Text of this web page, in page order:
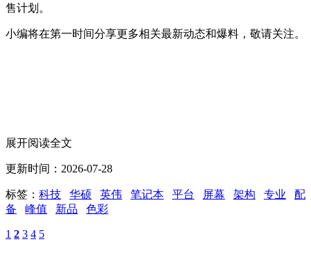
售计划。
小编将在第一时间分享更多相关最新动态和爆料，敬请关注。
展开阅读全文
更新时间：2026-07-28
标签： 科技 华硕 英伟 笔记本 平台 屏幕 架构 专业
配
备
峰值 新品 色彩
1 2 3 4 5